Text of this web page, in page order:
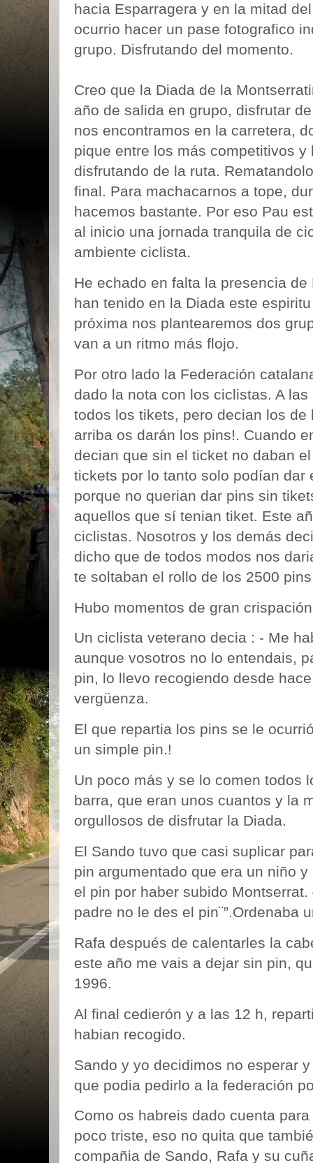
hacia Esparragera y en la mitad
ocurrio hacer un pase fotografico
grupo. Disfrutando del momento.
Creo que la Diada de la
año de salida en grupo, disfrutar
nos encontramos en la carretera,
pique entre los más competitivos
disfrutando de la ruta.
final. Para machacarnos a tope,
hacemos bastante. Por eso Pau
al inicio una jornada tranquila de
ambiente ciclista.
He echado en falta la presencia de
han tenido en la Diada este
próxima nos plantearemos dos
van a un ritmo más flojo.
Por otro lado la Federación
dado la nota con los ciclistas. A
todos los tikets, pero decian los de
arriba os darán los pins!. Cuando
decian que sin el ticket no daban
tickets por lo tanto solo podían dar
porque no querian dar pins sin
aquellos que sí tenian tiket. Este
ciclistas. Nosotros y los demás
dicho que de todos modos nos
te soltaban el rollo de los 2500
Hubo momentos de gran
Un ciclista veterano decia : - Me
aunque vosotros no lo entendais,
pin, lo llevo recogiendo desde
vergüenza.
El que repartia los pins se le
un simple pin.!
Un poco más y se lo comen todos
barra, que eran unos cuantos y la
orgullosos de disfrutar la Diada.
El Sando tuvo que casi suplicar
pin argumentado que era un niño
el pin por haber subido
padre no le des el pin¨”.Ordenaba
Rafa después de calentarles la
este año me vais a dejar sin pin,
1996.
Al final cedierón y a las 12 h,
habian recogido.
Sando y yo decidimos no esperar
que podia pedirlo a la federación
Como os habreis dado cuenta
poco triste, eso no quita que
compañia de Sando, Rafa y su